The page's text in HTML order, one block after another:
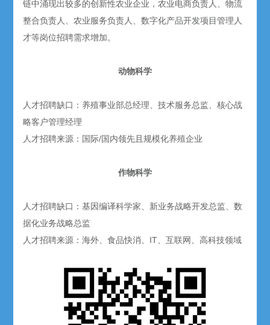
链中涌现出较多的创新性农业企业，农业电商负责人、物流
整合负责人、农业服务负责人、数字化产品开发项目管理人
才等岗位招聘需求增加。
动物科学
人才招聘缺口：养殖事业部总经理、技术服务总监、核心战
略客户管理经理
人才招聘来源：国际/国内领先且规模化养殖企业
作物科学
人才招聘缺口：基因编译科学家、新业务战略开发总监、数
据化业务战略总监
人才招聘来源：海外、食品快消、IT、互联网、高科技领域